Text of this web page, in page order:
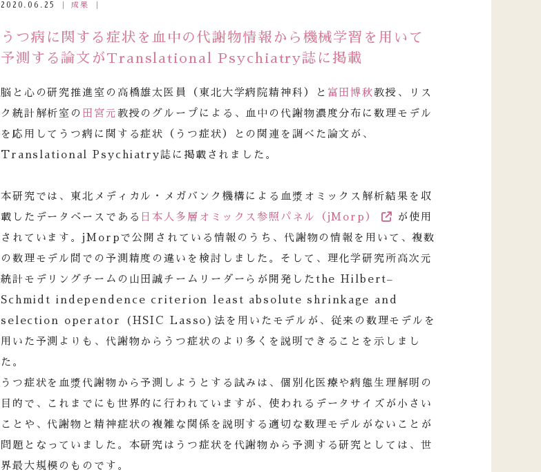
2020.06.25 成果
うつ病に関する症状を血中の代謝物情報から機械学習を用いて
予測する論文がTranslational Psychiatry誌に掲載
脳と心の研究推進室の高橋雄太医員（東北大学病院精神科）と 富田博秋教授、リス
ク統計解析室の 田宮元 教授のグループによる、血中の代謝物濃度分布に数理モデル
を応用してうつ病に関する症状（うつ症状）との関連を調べた論文が、
Translational Psychiatry誌に掲載されました。
本研究では、東北メディカル・メガバンク機構による血漿オミックス解析結果を収
載したデータベースである 日本人多層オミックス参照パネル（jMorp）
が使用
されています。jMorpで公開されている情報のうち、代謝物の情報を用いて、複数
の数理モデル間での予測精度の違いを検討しました。そして、理化学研究所高次元
統計モデリングチームの山田誠チームリーダーらが開発したthe Hilbert–
Schmidt independence criterion least absolute shrinkage and
selection operator (HSIC Lasso)法を用いたモデルが、従来の数理モデルを
用いた予測よりも、代謝物からうつ症状のより多くを説明できることを示しまし
た。
うつ症状を血漿代謝物から予測しようとする試みは、個別化医療や病態生理解明の
目的で、これまでにも世界的に行われていますが、使われるデータサイズが小さい
ことや、代謝物と精神症状の複雑な関係を説明する適切な数理モデルがないことが
問題となっていました。本研究はうつ症状を代謝物から予測する研究としては、世
界最大規模のものです。